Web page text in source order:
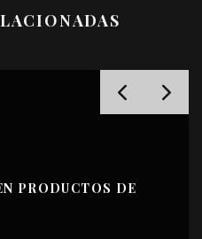
PRODUCTOS DE